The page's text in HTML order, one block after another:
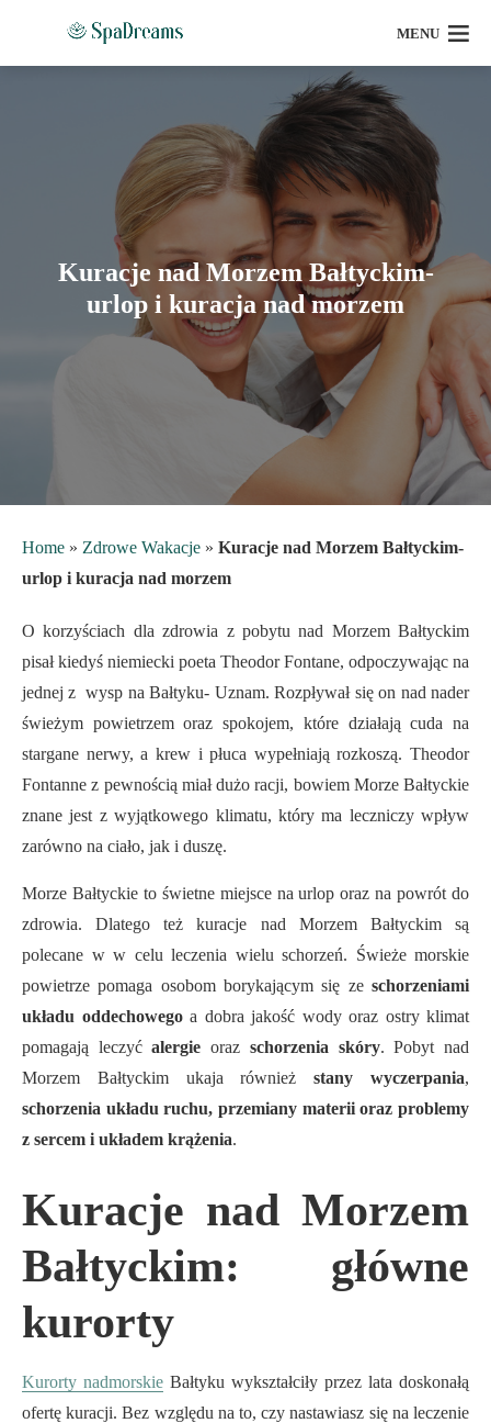
MENU
Kuracje nad Morzem Bałtyckim-
urlop i kuracja nad morzem
Home » Zdrowe Wakacje » Kuracje nad Morzem Bałtyckim-
urlop i kuracja nad morzem
O korzyściach dla zdrowia z pobytu nad Morzem Bałtyckim
pisał kiedyś niemiecki poeta Theodor Fontane, odpoczywając na
jednej z wysp na Bałtyku- Uznam. Rozpływał się on nad nader
świeżym powietrzem oraz spokojem, które działają cuda na
stargane nerwy, a krew i płuca wypełniają rozkoszą. Theodor
Fontanne z pewnością miał dużo racji, bowiem Morze Bałtyckie
znane jest z wyjątkowego klimatu, który ma leczniczy wpływ
zarówno na ciało, jak i duszę.
Morze Bałtyckie to świetne miejsce na urlop oraz na powrót do
zdrowia. Dlatego też kuracje nad Morzem Bałtyckim są
polecane w w celu leczenia wielu schorzeń. Świeże morskie
powietrze pomaga osobom borykającym się ze schorzeniami
układu oddechowegoa dobra jakość wody oraz ostry klimat
pomagają leczyćalergie oraz schorzenia skóry. Pobyt nad
Morzem Bałtyckim ukaja równieżstany wyczerpania,
schorzenia układu ruchu, przemiany materii oraz problemy
z sercem i układem krążenia.
Kuracje nad Morzem
Bałtyckim: główne
kurorty
Kurorty nadmorskie Bałtyku wykształciły przez lata doskonałą
ofertę kuracji. Bez względu na to, czy nastawiasz się na leczenie